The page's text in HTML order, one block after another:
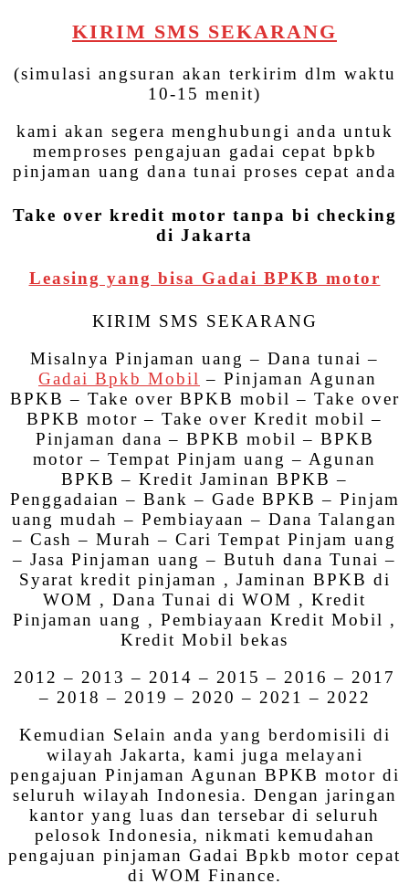
KIRIM SMS SEKARANG
(simulasi angsuran akan terkirim dlm waktu
10-15 menit)
kami akan segera menghubungi anda untuk
memproses pengajuan gadai cepat bpkb
pinjaman uang dana tunai proses cepat anda
Take over kredit motor tanpa bi checking
di Jakarta
Leasing yang bisa Gadai BPKB motor
KIRIM SMS SEKARANG
Misalnya Pinjaman uang – Dana tunai –
Gadai Bpkb Mobil – Pinjaman Agunan
BPKB – Take over BPKB mobil – Take over
BPKB motor – Take over Kredit mobil –
Pinjaman dana – BPKB mobil – BPKB
motor – Tempat Pinjam uang – Agunan
BPKB – Kredit Jaminan BPKB –
Penggadaian – Bank – Gade BPKB – Pinjam
uang mudah – Pembiayaan – Dana Talangan
– Cash – Murah – Cari Tempat Pinjam uang
– Jasa Pinjaman uang – Butuh dana Tunai –
Syarat kredit pinjaman , Jaminan BPKB di
WOM , Dana Tunai di WOM , Kredit
Pinjaman uang , Pembiayaan Kredit Mobil ,
Kredit Mobil bekas
2012 – 2013 – 2014 – 2015 – 2016 – 2017
– 2018 – 2019 – 2020 – 2021 – 2022
Kemudian Selain anda yang berdomisili di
wilayah Jakarta, kami juga melayani
pengajuan Pinjaman Agunan BPKB motor di
seluruh wilayah Indonesia. Dengan jaringan
kantor yang luas dan tersebar di seluruh
pelosok Indonesia, nikmati kemudahan
pengajuan pinjaman Gadai Bpkb motor cepat
di WOM Finance.